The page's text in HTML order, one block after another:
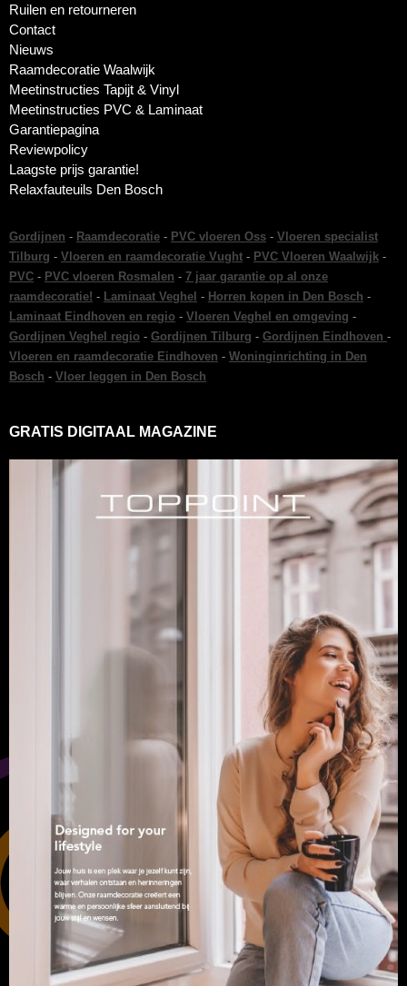
Ruilen en retourneren
Contact
Nieuws
Raamdecoratie Waalwijk
Meetinstructies Tapijt & Vinyl
Meetinstructies PVC & Laminaat
Garantiepagina
Reviewpolicy
Laagste prijs garantie!
Relaxfauteuils Den Bosch
Gordijnen - Raamdecoratie - PVC vloeren Oss - Vloeren specialist
Tilburg - Vloeren en raamdecoratie Vught - PVC Vloeren Waalwijk -
PVC - PVC vloeren Rosmalen - 7 jaar garantie op al onze
raamdecoratie! - Laminaat Veghel - Horren kopen in Den Bosch -
Laminaat Eindhoven en regio - Vloeren Veghel en omgeving -
Gordijnen Veghel regio - Gordijnen Tilburg - Gordijnen Eindhoven -
Vloeren en raamdecoratie Eindhoven - Woninginrichting in Den
Bosch - Vloer leggen in Den Bosch
GRATIS DIGITAAL MAGAZINE